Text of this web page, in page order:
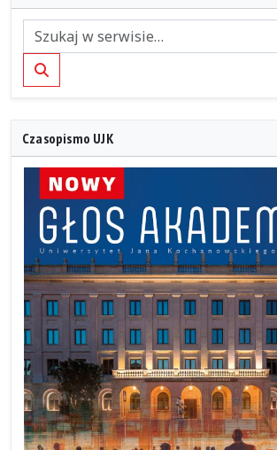
Szukaj
Czasopismo UJK